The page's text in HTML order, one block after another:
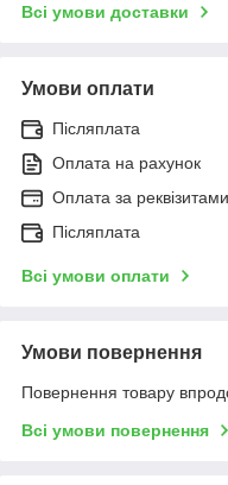
Всі умови доставки
Умови оплати
Післяплата
Оплата на рахунок
Оплата за реквізитами
Післяплата
Всі умови оплати
Умови повернення
Повернення товару
Всі умови повернення